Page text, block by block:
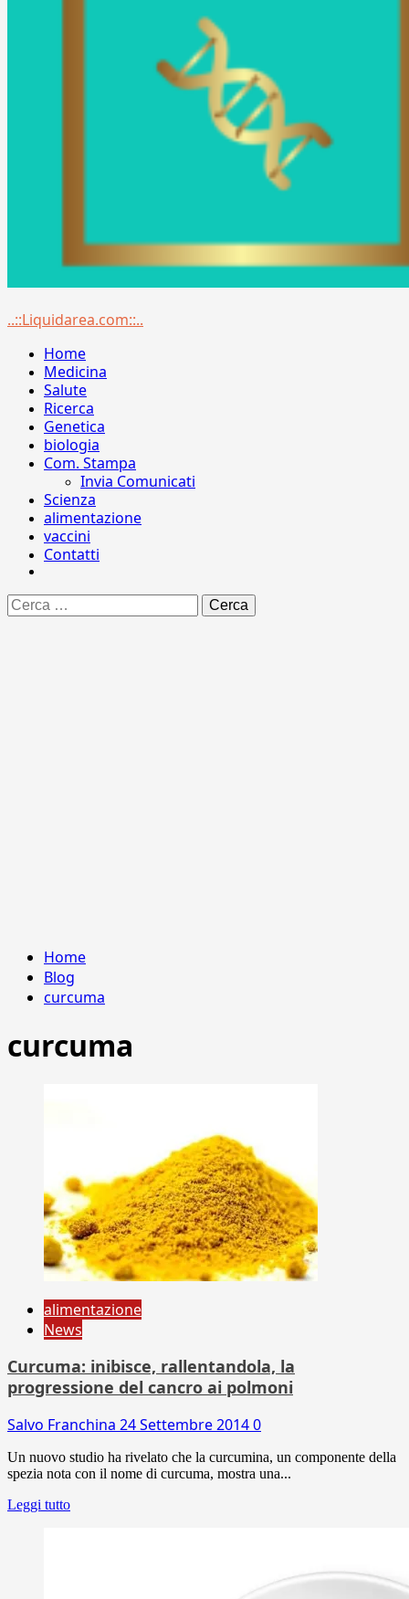
Menu
..::Liquidarea.com::..
Home
Medicina
Salute
Ricerca
Genetica
biologia
Com. Stampa
Invia Comunicati
Scienza
alimentazione
vaccini
Contatti
Ricerca
per:
Home
Blog
curcuma
curcuma
alimentazione
News
Curcuma: inibisce, rallentandola, la
progressione del cancro ai polmoni
Salvo Franchina 24 Settembre 20140
Un nuovo studio ha rivelato che la curcumina, un componente della
spezia nota con il nome di curcuma, mostra una...
Leggi tutto